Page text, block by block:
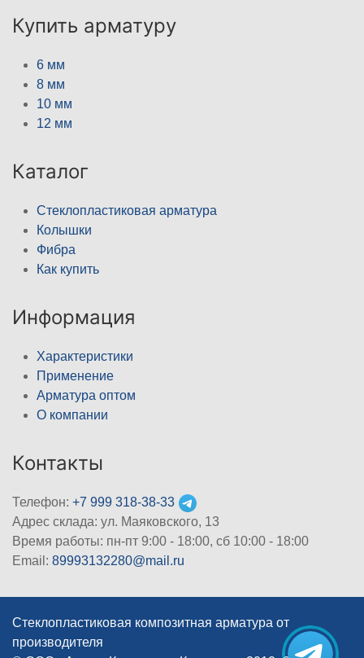
Купить арматуру
6 мм
8 мм
10 мм
12 мм
Каталог
Стеклопластиковая арматура
Колышки
Фибра
Как купить
Информация
Характеристики
Применение
Арматура оптом
О компании
Контакты
Телефон: +7 999 318-38-33
Адрес склада: ул. Маяковского, 13
Время работы: пн-пт 9:00 - 18:00, сб 10:00 - 18:00
Email: 89993132280@mail.ru
Стеклопластиковая композитная арматура от
производителя